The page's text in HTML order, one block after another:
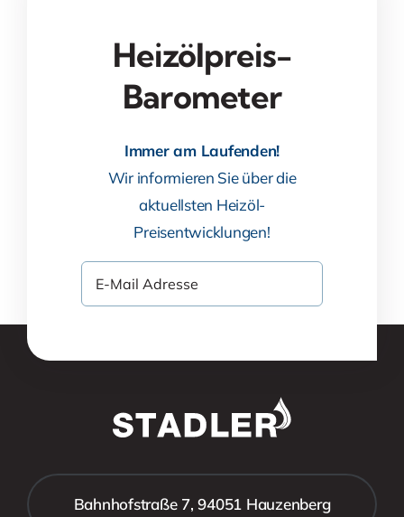
Heizölpreis-
Barometer
Immer am Laufenden!
Wir informieren Sie über die
aktuellsten Heizöl-
Preisentwicklungen!
Bahnhofstraße 7, 94051 Hauzenberg